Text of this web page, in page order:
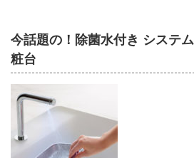
今話題の！除菌水付き システ
粧台